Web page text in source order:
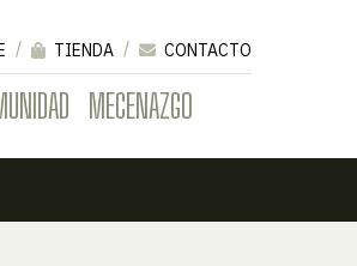
MECENAZGO
TIENDA
CONTACTO